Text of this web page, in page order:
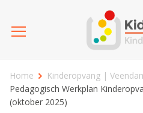
Home
Kinderopvang |
Pedagogisch Werkplan
(oktober 2025)